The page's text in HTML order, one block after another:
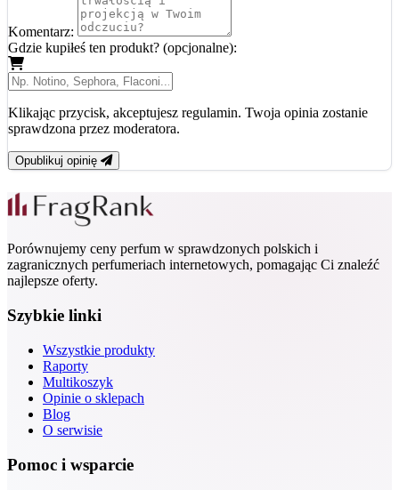
Komentarz:
Gdzie kupiłeś ten produkt? (opcjonalne):
Klikając przycisk, akceptujesz regulamin. Twoja opinia zostanie
sprawdzona przez moderatora.
Opublikuj opinię
Porównujemy ceny perfum w sprawdzonych polskich i
zagranicznych perfumeriach internetowych, pomagając Ci znaleźć
najlepsze oferty.
Szybkie linki
Wszystkie produkty
Raporty
Multikoszyk
Opinie o sklepach
Blog
O serwisie
Pomoc i wsparcie